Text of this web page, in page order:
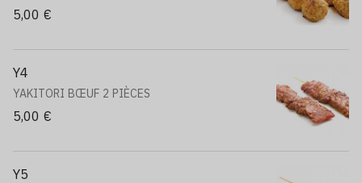
5,00 €
Y4
YAKITORI BŒUF 2 PIÈCES
5,00 €
Y5